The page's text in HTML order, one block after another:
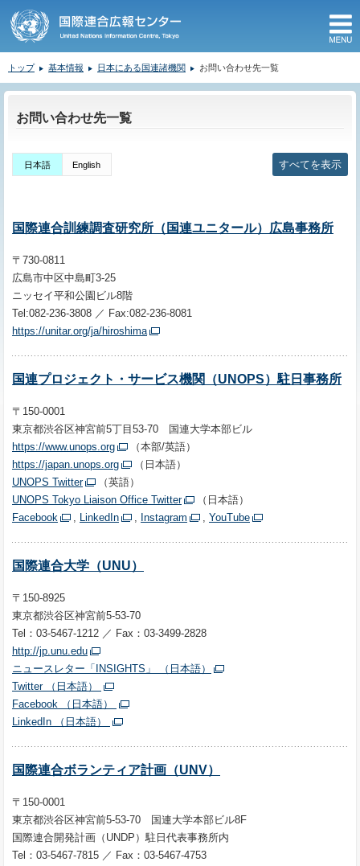
トップ 基本情報 日本にある国連諸機関 お問い合わせ先一覧
お問い合わせ先一覧
日本語 English すべてを表示
国際連合訓練調査研究所（国連ユニタール）広島事務所
〒730-0811
広島市中区中島町3-25
ニッセイ平和公園ビル8階
Tel:082-236-3808 ／ Fax:082-236-8081
https://unitar.org/ja/hiroshima
国連プロジェクト・サービス機関（UNOPS）駐日事務所
〒150-0001
東京都渋谷区神宮前5丁目53-70 国連大学本部ビル
https://www.unops.org
（本部/英語）
https://japan.unops.org
（日本語）
UNOPS Twitter
（英語）
UNOPS Tokyo Liaison Office Twitter
（日本語）
Facebook
, LinkedIn , Instagram , YouTube
国際連合大学（UNU）
〒150-8925
東京都渋谷区神宮前5-53-70
Tel：03-5467-1212 ／ Fax：03-3499-2828
http://jp.unu.edu
ニュースレター「INSIGHTS」 （日本語）
Twitter （日本語）
Facebook （日本語）
LinkedIn （日本語）
国際連合ボランティア計画（UNV）
〒150-0001
東京都渋谷区神宮前5-53-70 国連大学本部ビル8F
国際連合開発計画（UNDP）駐日代表事務所内
Tel：03-5467-7815 ／ Fax：03-5467-4753